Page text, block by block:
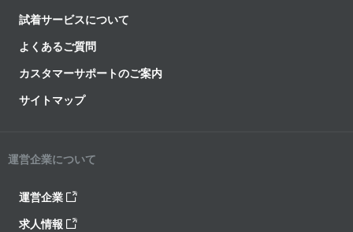
試着サービスについて
よくあるご質問
カスタマーサポートのご案内
サイトマップ
運営企業について
運営企業
求人情報